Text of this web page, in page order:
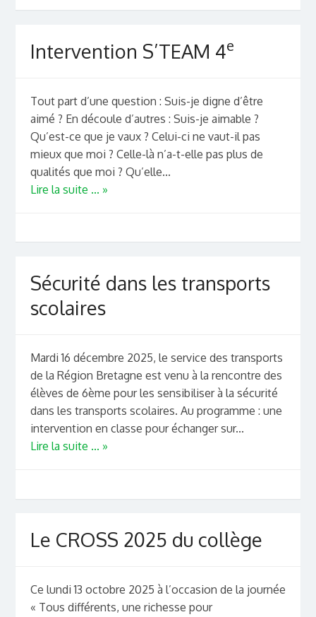
Intervention S’TEAM 4e
Tout part d’une question : Suis-je digne d’être
aimé ? En découle d’autres : Suis-je aimable ?
Qu’est-ce que je vaux ? Celui-ci ne vaut-il pas
mieux que moi ? Celle-là n’a-t-elle pas plus de
qualités que moi ? Qu’elle...
Lire la suite ... »
Sécurité dans les transports
scolaires
Mardi 16 décembre 2025, le service des transports
de la Région Bretagne est venu à la rencontre des
élèves de 6ème pour les sensibiliser à la sécurité
dans les transports scolaires. Au programme : une
intervention en classe pour échanger sur...
Lire la suite ... »
Le CROSS 2025 du collège
Ce lundi 13 octobre 2025 à l’occasion de la journée
« Tous différents, une richesse pour